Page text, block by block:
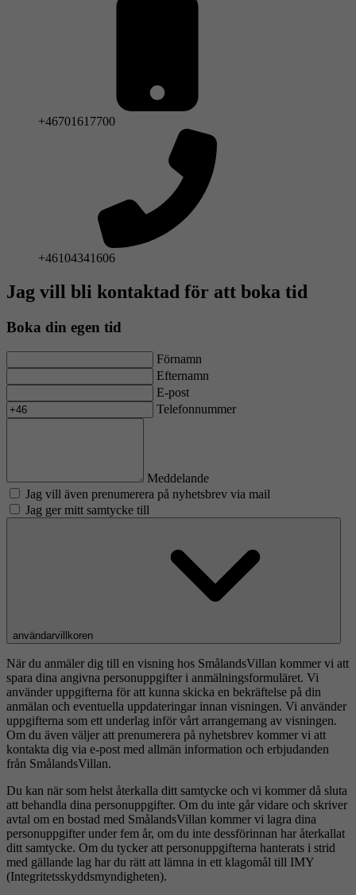
+46701617700
+46104341606
Jag vill bli kontaktad för att boka tid
Boka din egen tid
Förnamn
Efternamn
E-post
Telefonnummer
Meddelande
Jag vill även prenumerera på nyhetsbrev via mail
Jag ger mitt samtycke till
användarvillkoren
När du anmäler dig till en visning hos SmålandsVillan kommer vi att
spara dina angivna personuppgifter i anmälningsformuläret. Vi
använder uppgifterna för att kunna skicka en bekräftelse på din
anmälan och eventuella uppdateringar innan visningen. Vi använder
uppgifterna som ett underlag inför vårt arrangemang av visningen.
Om du även väljer att prenumerera på nyhetsbrev kommer vi att
kontakta dig via e-post med allmän information och erbjudanden
från SmålandsVillan.
Du kan när som helst återkalla ditt samtycke och vi kommer då sluta
att behandla dina personuppgifter. Om du inte går vidare och skriver
avtal om en bostad med SmålandsVillan kommer vi lagra dina
personuppgifter under fem år, om du inte dessförinnan har återkallat
ditt samtycke. Om du tycker att personuppgifterna hanterats i strid
med gällande lag har du rätt att lämna in ett klagomål till IMY
(Integritetsskyddsmyndigheten).